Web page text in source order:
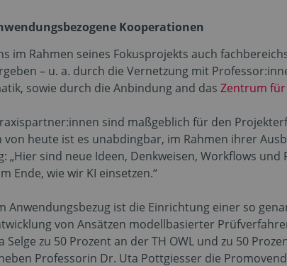
Kooperationen
im Rahmen seines Fokusprojekts auch
– u. a. durch die Vernetzung mit
sowie durch die Anbindung and das Zentrum für
sind maßgeblich für den
heute ist es unabdingbar, im Rahmen ihrer
„Hier sind neue Ideen, Denkweisen, Workflows
Ende, wie wir KI einsetzen.“
Anwendungsbezug ist die Einrichtung einer so
von Ansätzen modellbasierter
zu 50 Prozent an der TH OWL und zu 50
Professorin Dr. Uta Pottgiesser die